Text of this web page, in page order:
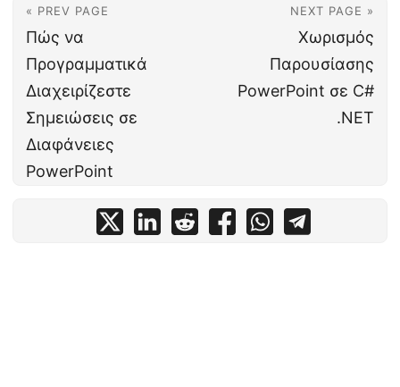
« PREV PAGE
Πώς να
Προγραμματικά
Διαχειρίζεστε
Σημειώσεις σε
Διαφάνειες
PowerPoint
NEXT PAGE »
Χωρισμός
Παρουσίασης
PowerPoint σε C#
.NET